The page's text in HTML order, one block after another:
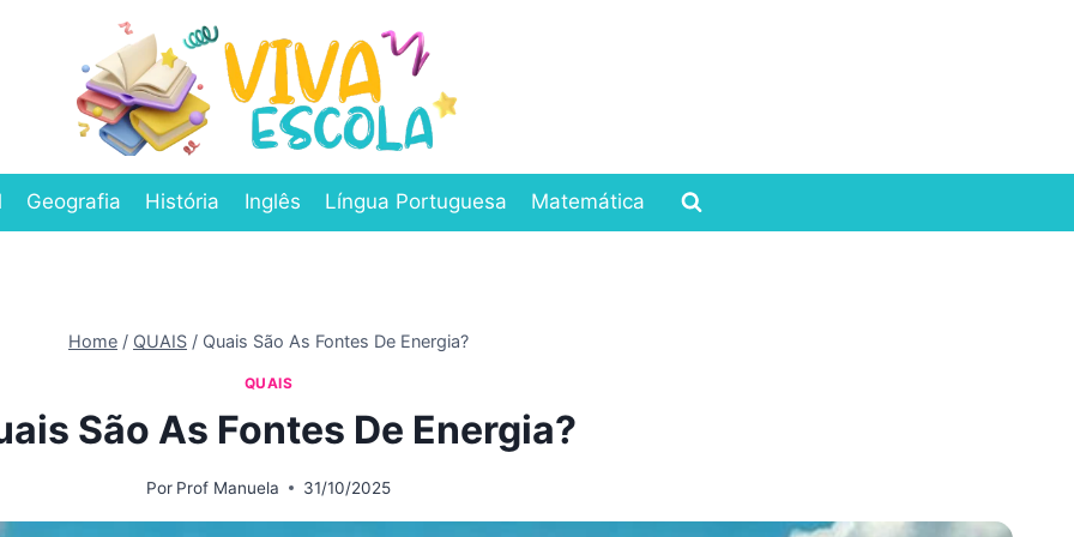
Geografia História Inglês Língua Portuguesa Matemática
Home / QUAIS / Quais São As Fontes De Energia?
QUAIS
São As Fontes De Energia?
Por Prof Manuela 31/10/2025